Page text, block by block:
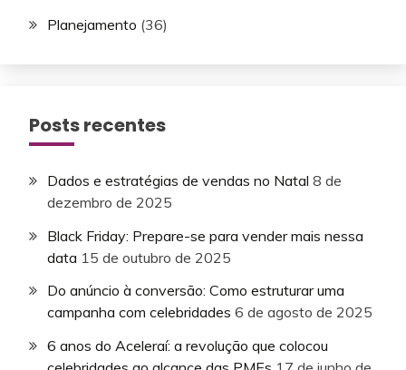
Planejamento (36)
Posts recentes
Dados e estratégias de vendas no Natal 8 de
dezembro de 2025
Black Friday: Prepare-se para vender mais nessa
data 15 de outubro de 2025
Do anúncio à conversão: Como estruturar uma
campanha com celebridades 6 de agosto de 2025
6 anos do Aceleraí: a revolução que colocou